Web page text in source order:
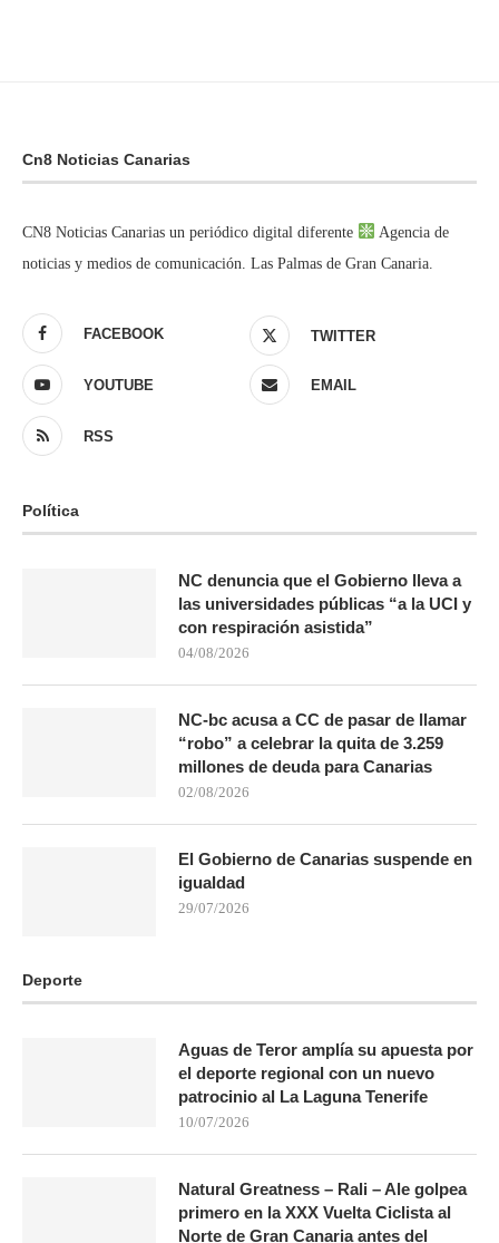
Cn8 Noticias Canarias
CN8 Noticias Canarias un periódico digital diferente
Agencia de
noticias y medios de comunicación. Las Palmas de Gran Canaria.
FACEBOOK TWITTER
YOUTUBE EMAIL
RSS
Política
NC denuncia que el Gobierno lleva a
las universidades públicas “a la UCI y
con respiración asistida”
04/08/2026
NC-bc acusa a CC de pasar de llamar
“robo” a celebrar la quita de 3.259
millones de deuda para Canarias
02/08/2026
El Gobierno de Canarias suspende en
igualdad
29/07/2026
Deporte
Aguas de Teror amplía su apuesta por
el deporte regional con un nuevo
patrocinio al La Laguna Tenerife
10/07/2026
Natural Greatness – Rali – Ale golpea
primero en la XXX Vuelta Ciclista al
Norte de Gran Canaria antes del